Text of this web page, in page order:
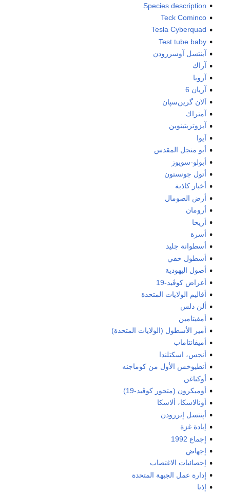
Species description
Teck Cominco
Tesla Cyberquad
Test tube baby
آبنتسل آوسررودن
آراك
آروبا
آريان 6
آلان گرين‌سپان
آمتراك
آيزوتريتينوين
آيوا
أبو منجل المقدس
أبولو-سويوز
أتول جونستون
أخبار كاذبة
أرض الصومال
أرومان
أريحا
أسرة
أسطوانة جليد
أسطول خفي
أصول اليهودية
أعراض كوڤيد-19
أقاليم الولايات المتحدة
ألن دلس
أمفيتامين
أمير الأسطول (الولايات المتحدة)
أميفانتاماب
أنجس، اسكتلندا
أنطيوخس الأول من كوماجنه
أوكناغن
أوميكرون (متحور كوڤيد-19)
أونالاسكا، ألاسكا
أپنتسل إنررودن
إبادة غزة
إجماع 1992
إجهاض
إحصائيات الاغتصاب
إدارة عمل الجبهة المتحدة
إذنا